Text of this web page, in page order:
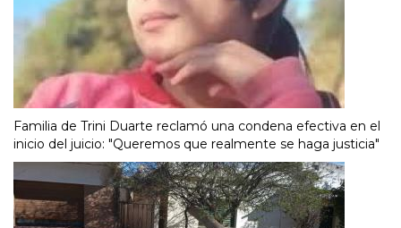
Familia de Trini Duarte reclamó una condena efectiva en el
inicio del juicio: "Queremos que realmente se haga justicia"